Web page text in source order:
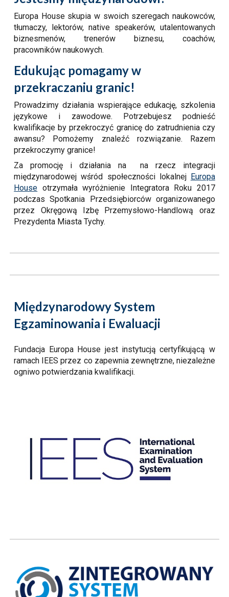
Europa House skupia w swoich szeregach naukowców,
tłumaczy, lektorów, native speakerów, utalentowanych
biznesmenów, trenerów biznesu, coachów,
pracowników naukowych.
Edukując pomagamy w
przekraczaniu granic!
Prowadzimy działania wspierające edukację, szkolenia
językowe i zawodowe. Potrzebujesz podnieść
kwalifikacje by przekroczyć granicę do zatrudnienia czy
awansu? Pomożemy znaleźć rozwiązanie. Razem
przekroczymy granice!
Za promocję i działania na na rzecz integracji
międzynarodowej wśród społeczności lokalnej Europa
House otrzymaławyróżnienie Integratora Roku 2017
podczas Spotkania Przedsiębiorców organizowanego
przez Okręgową Izbę Przemysłowo-Handlową oraz
Prezydenta Miasta Tychy.
MiędzynarodowySystem
Egzaminowania i Ewaluacji
Fundacja Europa House jest instytucją certyfikującą w
ramach IEES przez co zapewnia zewnętrzne, niezależne
ogniwo potwierdzania kwalifikacji.